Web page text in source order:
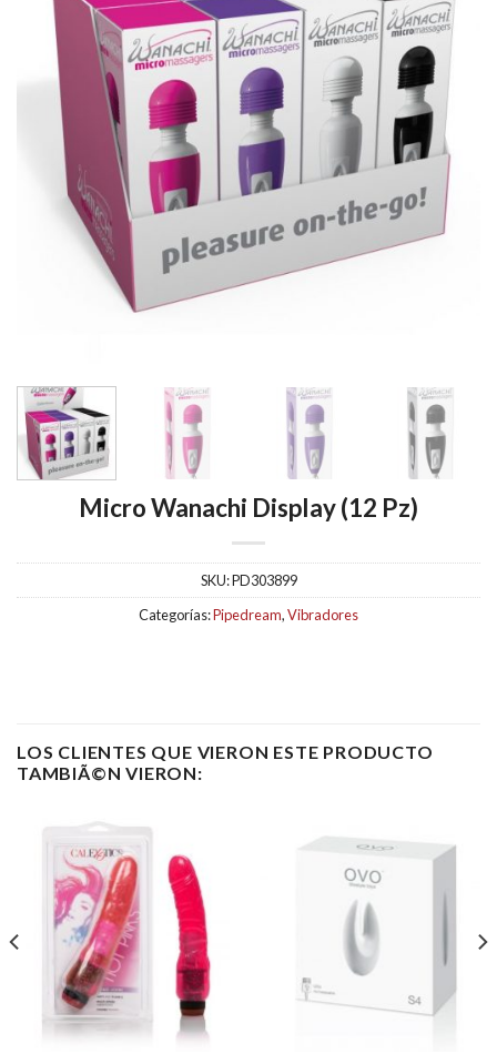
Micro Wanachi Display (12 Pz)
SKU:PD303899
Categorías:Pipedream,Vibradores
LOS CLIENTES QUE VIERON ESTE PRODUCTO
TAMBIÃ©N VIERON: